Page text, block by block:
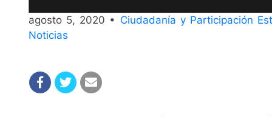
agosto 5, 2020 • Ciudadanía y Participación
Noticias